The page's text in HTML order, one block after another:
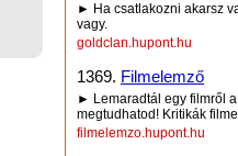
► Ha csatlakozni akarsz
vagy.
goldclan.hupont.hu
1369. Filmelemző
► Lemaradtál egy filmről
megtudhatod! Kritikák
filmelemzo.hupont.hu